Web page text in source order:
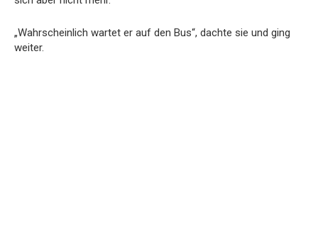
„Wahrscheinlich wartet er auf den Bus“, dachte sie und ging
weiter.